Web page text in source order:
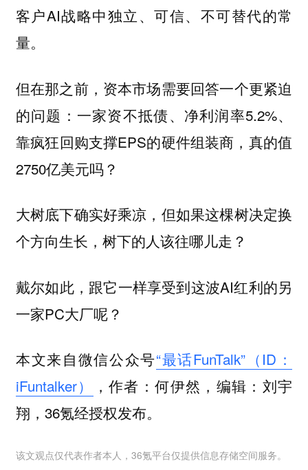
客户AI战略中独立、可信、不可替代的常
量。
但在那之前，资本市场需要回答一个更紧迫
的问题：一家资不抵债、净利润率5.2%、
靠疯狂回购支撑EPS的硬件组装商，真的值
2750亿美元吗？
大树底下确实好乘凉，但如果这棵树决定换
个方向生长，树下的人该往哪儿走？
戴尔如此，跟它一样享受到这波AI红利的另
一家PC大厂呢？
本文来自微信公众号“最话FunTalk”（ID：
iFuntalker）
，作者：何伊然，编辑：刘宇
翔，36氪经授权发布。
该文观点仅代表作者本人，36氪平台仅提供信息存储空间服务。